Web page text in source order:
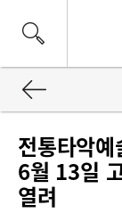
전통타악
6월 13일
열려